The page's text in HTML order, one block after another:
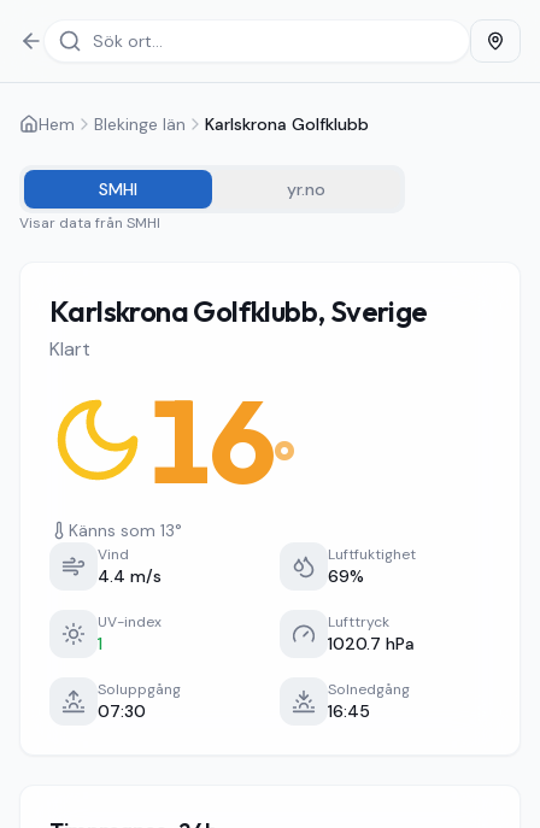
Hem Blekinge län Karlskrona Golfklubb
SMHI yr.no
Visar data från SMHI
Karlskrona Golfklubb, Sverige
Klart
16°
Känns som 13°
Vind
4.4 m/s
Luftfuktighet
69%
UV-index
1
Lufttryck
1020.7 hPa
Soluppgång
07:30
Solnedgång
16:45